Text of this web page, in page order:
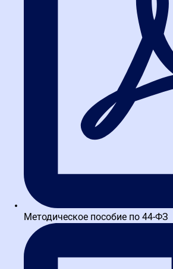
Изменения в госзакупках 2025-
gorno-altaysk@fz44.org
© Алтайская школа закупок,